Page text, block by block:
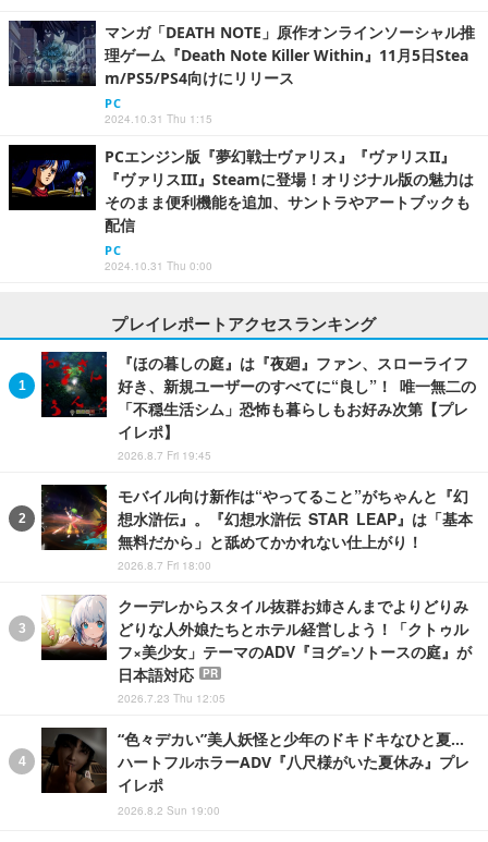
マンガ「DEATH NOTE」原作オンラインソーシャル推
理ゲーム『Death Note Killer Within』11月5日Stea
m/PS5/PS4向けにリリース
PC
2024.10.31 Thu 1:15
PCエンジン版『夢幻戦士ヴァリス』『ヴァリスII』
『ヴァリスIII』Steamに登場！オリジナル版の魅力は
そのまま便利機能を追加、サントラやアートブックも
配信
PC
2024.10.31 Thu 0:00
プレイレポートアクセスランキング
『ほの暮しの庭』は『夜廻』ファン、スローライフ
好き、新規ユーザーのすべてに“良し”！ 唯一無二の
「不穏生活シム」恐怖も暮らしもお好み次第【プレ
イレポ】
2026.8.7 Fri 19:45
モバイル向け新作は“やってること”がちゃんと『幻
想水滸伝』。『幻想水滸伝 STAR LEAP』は「基本
無料だから」と舐めてかかれない仕上がり！
2026.8.7 Fri 18:00
クーデレからスタイル抜群お姉さんまでよりどりみ
どりな人外娘たちとホテル経営しよう！「クトゥル
フ×美少女」テーマのADV『ヨグ=ソトースの庭』が
日本語対応
PR
2026.7.23 Thu 12:05
“色々デカい”美人妖怪と少年のドキドキなひと夏…
ハートフルホラーADV『八尺様がいた夏休み』プレ
イレポ
2026.8.2 Sun 19:00